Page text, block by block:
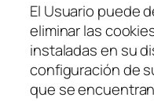
El Usuario puede
eliminar las
instaladas en su
configuración de
que se